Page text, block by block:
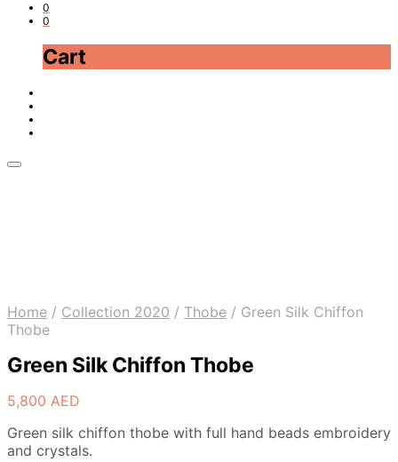
0
0
Cart
Home / Collection 2020 / Thobe / Green Silk Chiffon
Thobe
Green Silk Chiffon Thobe
5,800 AED
Green silk chiffon thobe with full hand beads embroidery
and crystals.